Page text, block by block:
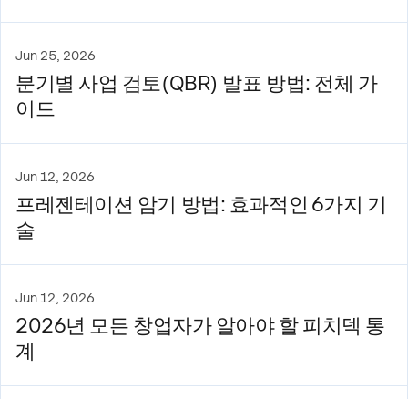
Jun 25, 2026
분기별 사업 검토(QBR) 발표 방법: 전체 가
이드
Jun 12, 2026
프레젠테이션 암기 방법: 효과적인 6가지 기
술
Jun 12, 2026
2026년 모든 창업자가 알아야 할 피치덱 통
계